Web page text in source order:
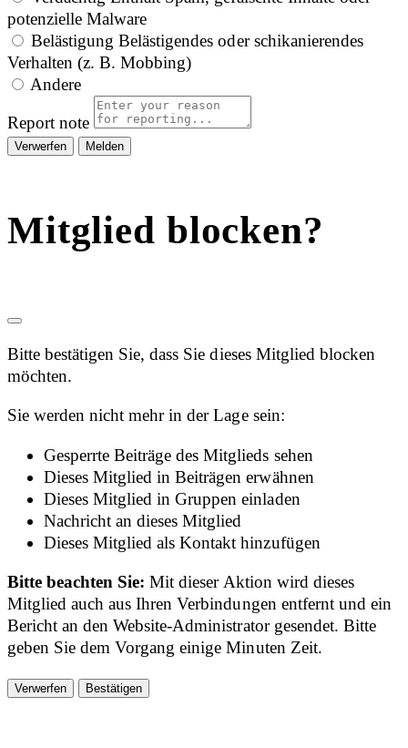
potenzielle Malware
Belästigung Belästigendes oder schikanierendes
Verhalten (z. B. Mobbing)
Andere
Report note
Melden
Mitglied blocken?
Bitte bestätigen Sie, dass Sie dieses Mitglied blocken
möchten.
Sie werden nicht mehr in der Lage sein:
Gesperrte Beiträge des Mitglieds sehen
Dieses Mitglied in Beiträgen erwähnen
Dieses Mitglied in Gruppen einladen
Nachricht an dieses Mitglied
Dieses Mitglied als Kontakt hinzufügen
Bitte beachten Sie:Mit dieser Aktion wird dieses
Mitglied auch aus Ihren Verbindungen entfernt und ein
Bericht an den Website-Administrator gesendet. Bitte
geben Sie dem Vorgang einige Minuten Zeit.
Bestätigen